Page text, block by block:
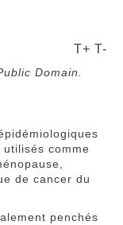
T+ T-
Domain.
comme
de cancer du
penchés